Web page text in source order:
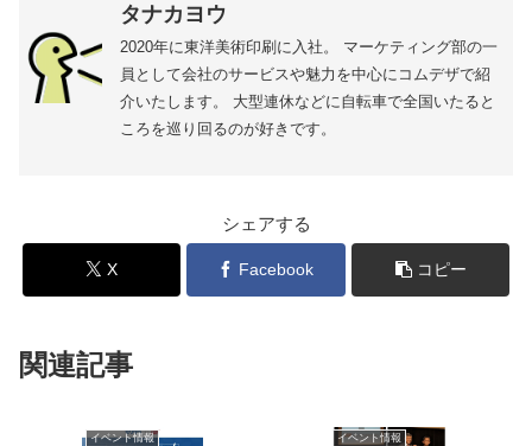
タナカヨウ
2020年に東洋美術印刷に入社。 マーケティング部の一
員として会社のサービスや魅力を中心にコムデザで紹
介いたします。 大型連休などに自転車で全国いたると
ころを巡り回るのが好きです。
シェアする
X Facebook コピー
関連記事
イベント情報 イベント情報